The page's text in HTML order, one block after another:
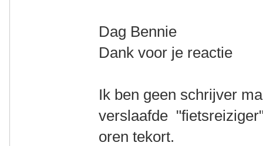
Dag Bennie
Dank voor je reactie
Ik ben geen schrijver
verslaafde
oren tekort.